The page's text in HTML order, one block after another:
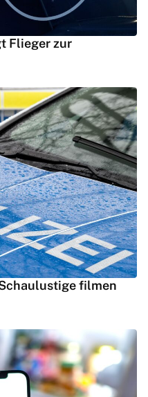
Flieger zur
filmen